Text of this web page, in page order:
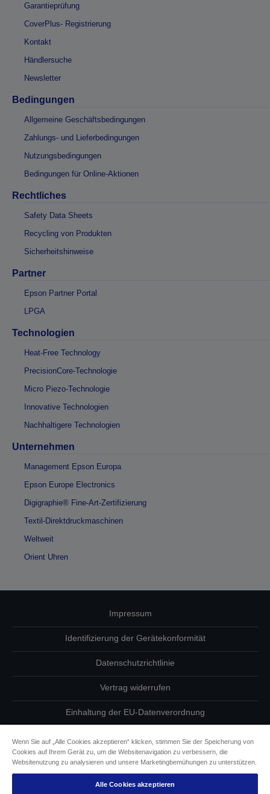
Garantieprüfung
CoverPlus- Registrierung
Kontakt
Händlersuche
Newsletter
Bedingungen
Allgemeine Geschäftsbedingungen
Zahlungs- und Lieferbedingungen
Nutzungsbedingungen
Bedingungen für Online-Aktionen
Rechtliches
Safety Data Sheets
Recycling von Produkten
Sicherheitshinweise
Partner
Epson Partner Portal
LPGA
Technologien
Heat-Free Technology
PrecisionCore-Technologie
Micro Piezo-Technologie
Innovative Technologien
Nachhaltigere Technologien
Unternehmen
Management Epson Europa
Epson Europe Electronics
Digigraphie® Fine-Art-Zertifizierung
Textil-Direktdruckmaschinen
Weltweit
Orient Uhren
Impressum
Identifizierung der Gerätekonformität
Datenschutzrichtlinie
Vertrag widerrufen
Einhaltung der EU-Datenverordnung
Informationen zu Cookies
Epson Engagement für Barrierefreiheit
Wenn Sie auf „Alle Cookies akzeptieren“ klicken, stimmen Sie der Speicherung von
Cookies auf Ihrem Gerät zu, um die Websitenavigation zu verbessern, die
Websitenutzung zu analysieren und unsere Marketingbemühungen zu unterstützen.
Alle Cookies akzeptieren